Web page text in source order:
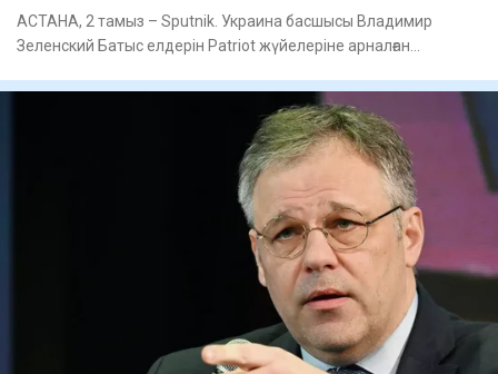
АСТАНА, 2 тамыз – Sputnik. Украина басшысы Владимир
Зеленский Батыс елдерін Patriot жүйелеріне арналған